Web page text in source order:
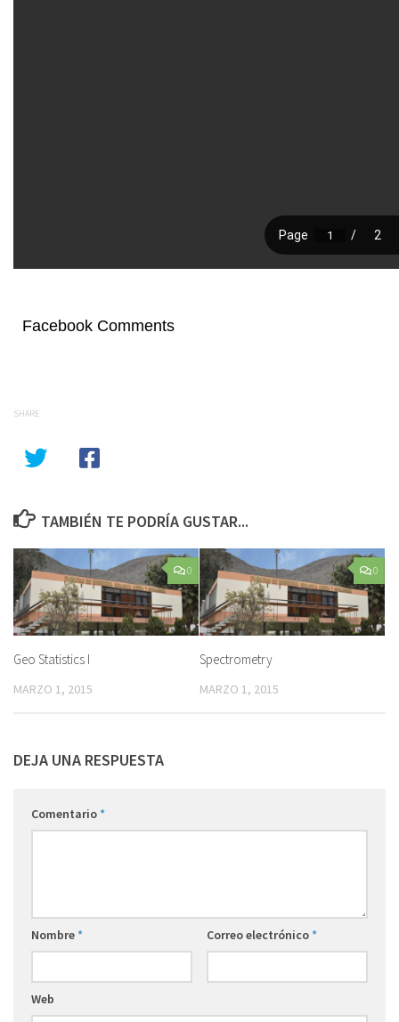
Facebook Comments
SHARE
TAMBIÉN TE PODRÍA GUSTAR...
0
Geo Statistics I
MARZO 1, 2015
0
Spectrometry
MARZO 1, 2015
DEJA UNA RESPUESTA
Comentario*
Nombre* Correo electrónico*
Web